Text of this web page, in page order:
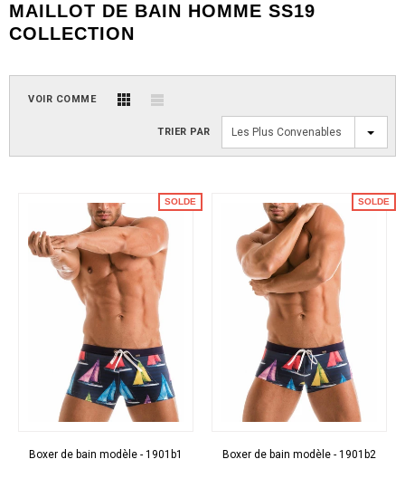
MAILLOT DE BAIN HOMME SS19
COLLECTION
VOIR COMME
TRIER PAR Les Plus Convenables
SOLDE
Boxer de bain modèle - 1901b1
SOLDE
Boxer de bain modèle - 1901b2